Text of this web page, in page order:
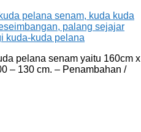
pelana senam yaitu 160cm x
– 130 cm. – Penambahan /